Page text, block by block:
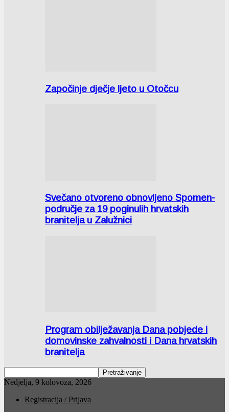
Započinje dječje ljeto u Otočcu
Svečano otvoreno obnovljeno Spomen-
područje za 19 poginulih hrvatskih
branitelja u Zalužnici
Program obilježavanja Dana pobjede i
domovinske zahvalnosti i Dana hrvatskih
branitelja
Nedjelja, 9 kolovoza, 2026
Registracija / Prijava